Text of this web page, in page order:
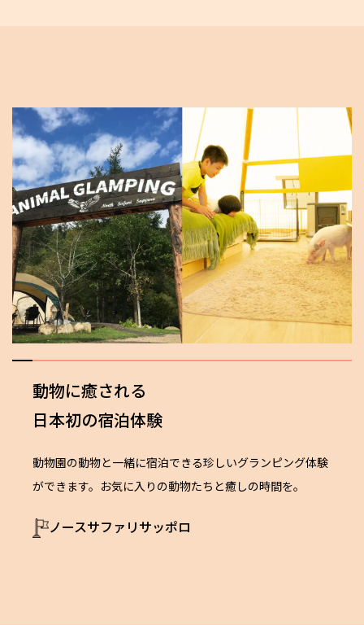
動物に癒される
日本初の宿泊体験
動物園の動物と一緒に宿泊できる珍しいグランピング体験
ができます。お気に入りの動物たちと癒しの時間を。
ノースサファリサッポロ